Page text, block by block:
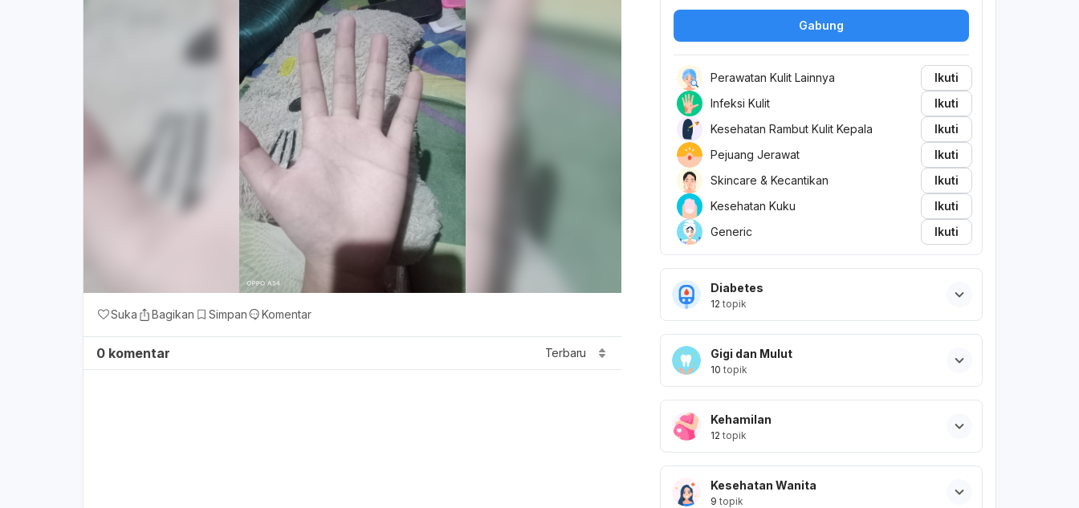
Suka Bagikan Simpan Komentar
0 komentar Terbaru
Gabung
Perawatan Kulit Lainnya
Ikuti
Infeksi Kulit
Ikuti
Kesehatan Rambut Kulit Kepala
Ikuti
Pejuang Jerawat
Ikuti
Skincare & Kecantikan
Ikuti
Kesehatan Kuku
Ikuti
Generic
Ikuti
Diabetes
12 topik
Gigi dan Mulut
10 topik
Kehamilan
12 topik
Kesehatan Wanita
9 topik